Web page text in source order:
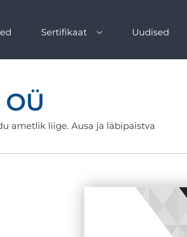
Sertifikaat Uudised
ametlik liige. Ausa ja läbipaistva